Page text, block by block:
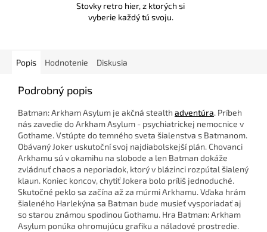
Stovky retro hier, z ktorých si
vyberie každý tú svoju.
Popis Hodnotenie Diskusia
Podrobný popis
Batman: Arkham Asylum je akčná stealth adventúra. Príbeh
nás zavedie do Arkham Asylum - psychiatrickej nemocnice v
Gothame. Vstúpte do temného sveta šialenstva s Batmanom.
Obávaný Joker uskutoční svoj najdiabolskejší plán. Chovanci
Arkhamu sú v okamihu na slobode a len Batman dokáže
zvládnuť chaos a neporiadok, ktorý v blázinci rozpútal šialený
klaun. Koniec koncov, chytiť Jokera bolo príliš jednoduché.
Skutočné peklo sa začína až za múrmi Arkhamu. Vďaka hrám
šialeného Harlekýna sa Batman bude musieť vysporiadať aj
so starou známou spodinou Gothamu. Hra Batman: Arkham
Asylum ponúka ohromujúcu grafiku a náladové prostredie.